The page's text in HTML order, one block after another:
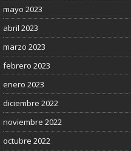
mayo 2023
abril 2023
marzo 2023
febrero 2023
enero 2023
diciembre 2022
noviembre 2022
octubre 2022